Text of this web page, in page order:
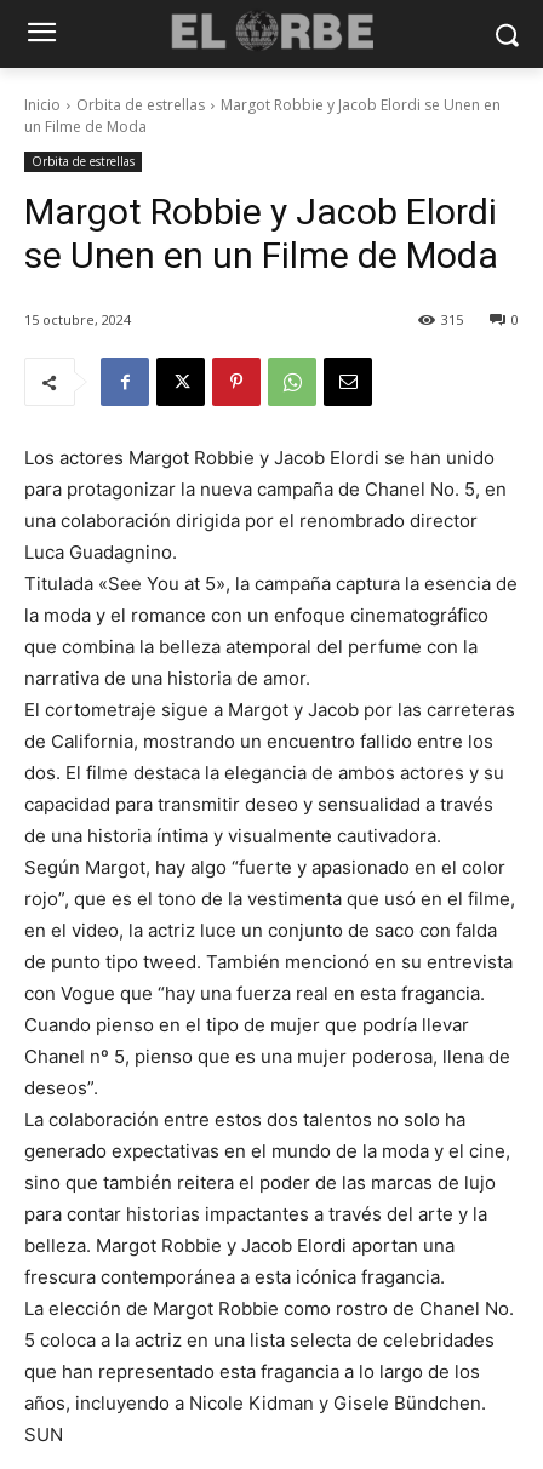
Inicio Orbita de estrellas
Margot Robbie y Jacob Elordi se Unen en
un Filme de Moda
Orbita de estrellas
Margot Robbie y Jacob Elordi
se Unen en un Filme de Moda
15 octubre, 2024 0
315
Los actores Margot Robbie y Jacob Elordi se han unido
para protagonizar la nueva campaña de Chanel No. 5, en
una colaboración dirigida por el renombrado director
Luca Guadagnino.
Titulada «See You at 5», la campaña captura la esencia de
la moda y el romance con un enfoque cinematográfico
que combina la belleza atemporal del perfume con la
narrativa de una historia de amor.
El cortometraje sigue a Margot y Jacob por las carreteras
de California, mostrando un encuentro fallido entre los
dos. El filme destaca la elegancia de ambos actores y su
capacidad para transmitir deseo y sensualidad a través
de una historia íntima y visualmente cautivadora.
Según Margot, hay algo “fuerte y apasionado en el color
rojo”, que es el tono de la vestimenta que usó en el filme,
en el video, la actriz luce un conjunto de saco con falda
de punto tipo tweed. También mencionó en su entrevista
con Vogue que “hay una fuerza real en esta fragancia.
Cuando pienso en el tipo de mujer que podría llevar
Chanel nº 5, pienso que es una mujer poderosa, llena de
deseos”.
La colaboración entre estos dos talentos no solo ha
generado expectativas en el mundo de la moda y el cine,
sino que también reitera el poder de las marcas de lujo
para contar historias impactantes a través del arte y la
belleza. Margot Robbie y Jacob Elordi aportan una
frescura contemporánea a esta icónica fragancia.
La elección de Margot Robbie como rostro de Chanel No.
5 coloca a la actriz en una lista selecta de celebridades
que han representado esta fragancia a lo largo de los
años, incluyendo a Nicole Kidman y Gisele Bündchen.
SUN